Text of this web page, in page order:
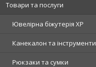
Товари та послуги
Ювелірна біжутерія XP
Канекалон та інструменти
Рюкзаки та сумки